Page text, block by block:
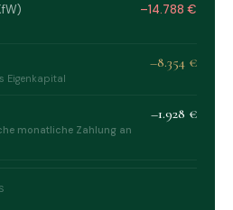
–14.788 €
Eigenkapital
–8.354 €
monatliche Zahlung an
–1.928 €